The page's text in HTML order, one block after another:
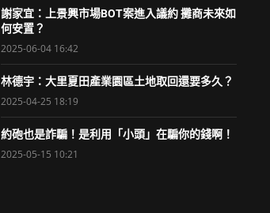
謝家宜：上景興市場BOT案進入議約 攤商未來如
何安置？
2025-06-04 16:42
林德宇：大里夏田產業園區土地取回還要多久？
2025-04-25 18:19
約砲也是詐騙！是利用「小頭」在騙你的錢啊！
2025-05-15 10:21